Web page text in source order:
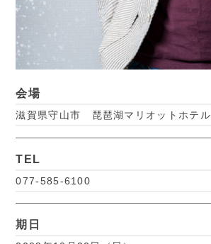
会場
滋賀県守山市 琵琶湖マリオットホテル
TEL
077-585-6100
期日